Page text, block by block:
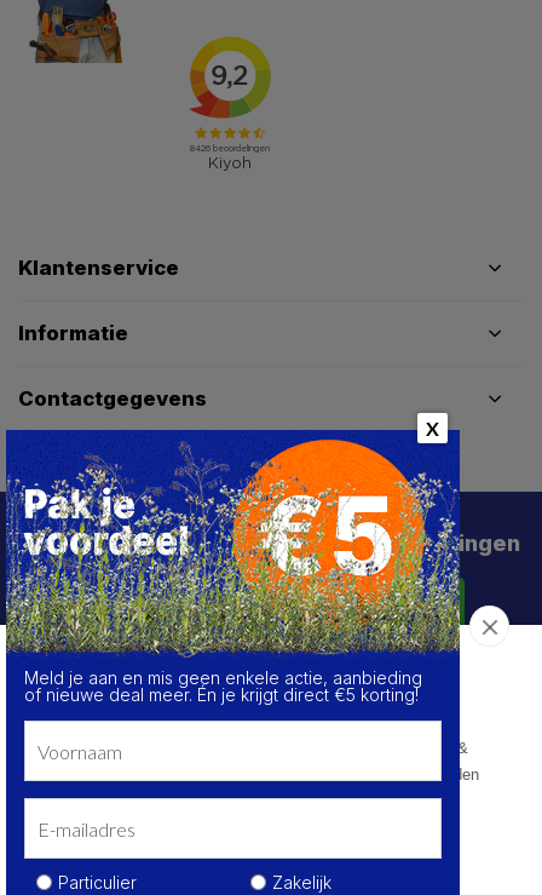
Klantenservice
Informatie
Contactgegevens
Schrijf je in voor de beste deals en kortingen
Abonneer
Privacy Policy Algemene voorwaarden Sitemap
X
Meld je aan en mis geen enkele actie, aanbieding
of nieuwe deal meer. Én je krijgt direct €5 korting!
Particulier Zakelijk
Over de cookies op deze website
We maken gebruik van cookies om gegevens m.b.t. de
prestaties en het gebruik van deze website te verzamelen &
analyseren, om sociale netwerkfunctionaliteiten aan te bieden
en onze content & advertenties te verbeteren en
personaliseren.
Kom meer te weten